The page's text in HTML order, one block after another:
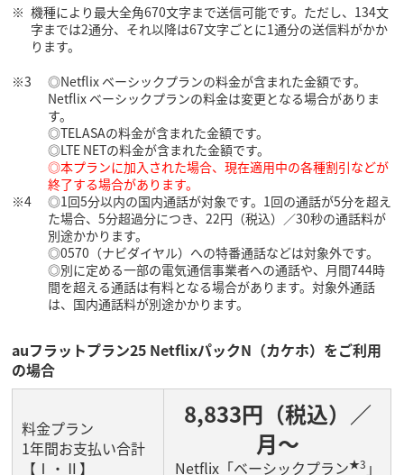
機種により最大全角670文字まで送信可能です。ただし、134文
字までは2通分、それ以降は67文字ごとに1通分の送信料がかか
ります。
◎Netflix ベーシックプランの料金が含まれた金額です。
Netflix ベーシックプランの料金は変更となる場合がありま
す。
◎TELASAの料金が含まれた金額です。
◎LTE NETの料金が含まれた金額です。
◎本プランに加入された場合、現在適用中の各種割引などが
終了する場合があります。
◎1回5分以内の国内通話が対象です。1回の通話が5分を超え
た場合、5分超過分につき、22円（税込）／30秒の通話料が
別途かかります。
◎0570（ナビダイヤル）への特番通話などは対象外です。
◎別に定める一部の電気通信事業者への通話や、月間744時
間を超える通話は有料となる場合があります。対象外通話
は、国内通話料が別途かかります。
auフラットプラン25 NetflixパックN（カケホ）をご利用
の場合
料金プラン
1年間お支払い合計
【Ⅰ・Ⅱ】
8,833円（税込）／
月～
Netflix「ベーシックプラン★3 」